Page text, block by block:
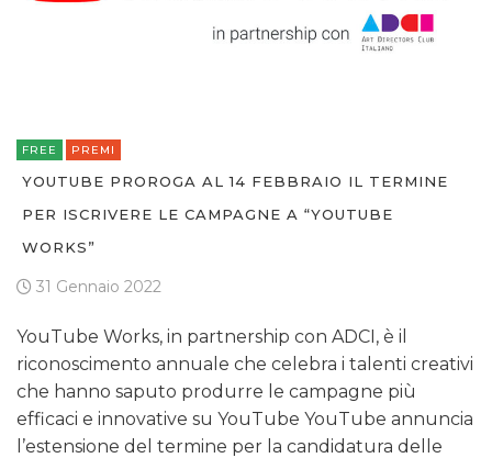
FREE PREMI
YOUTUBE PROROGA AL 14 FEBBRAIO IL TERMINE
PER ISCRIVERE LE CAMPAGNE A “YOUTUBE
WORKS”
31 Gennaio 2022
YouTube Works, in partnership con ADCI, è il
riconoscimento annuale che celebra i talenti creativi
che hanno saputo produrre le campagne più
efficaci e innovative su YouTube YouTube annuncia
l’estensione del termine per la candidatura delle